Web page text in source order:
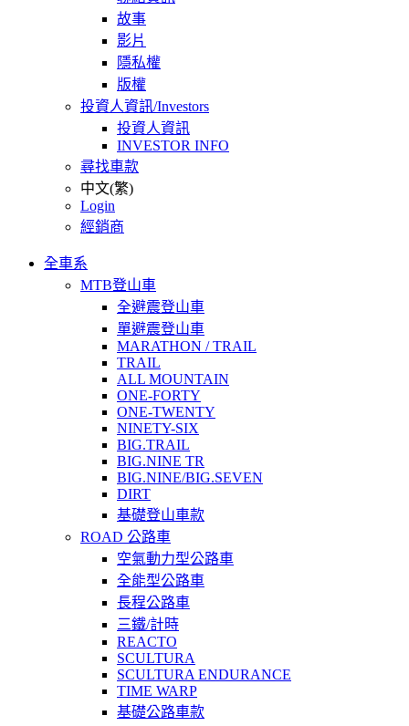
故事
影片
隱私權
版權
投資人資訊/Investors
投資人資訊
INVESTOR INFO
尋找車款
中文(繁)
Login
經銷商
全車系
MTB登山車
全避震登山車
單避震登山車
MARATHON / TRAIL
TRAIL
ALL MOUNTAIN
ONE-FORTY
ONE-TWENTY
NINETY-SIX
BIG.TRAIL
BIG.NINE TR
BIG.NINE/BIG.SEVEN
DIRT
基礎登山車款
ROAD 公路車
空氣動力型公路車
全能型公路車
長程公路車
三鐵/計時
REACTO
SCULTURA
SCULTURA ENDURANCE
TIME WARP
基礎公路車款